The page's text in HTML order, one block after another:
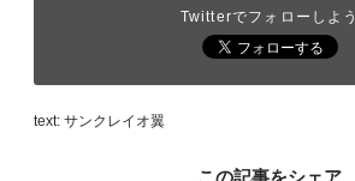
Twitterでフォローしよう
text: サンクレイオ翼